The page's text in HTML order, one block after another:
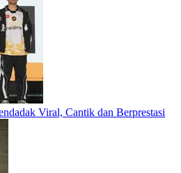
Viral, Cantik dan Berprestasi